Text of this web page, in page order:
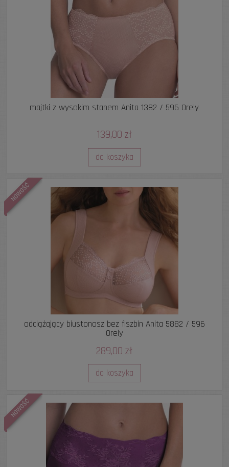
majtki z wysokim stanem Anita 1382 / 596 Orely
139,00 zł
do koszyka
odciążający biustonosz bez fiszbin Anita 5882 / 596
Orely
289,00 zł
do koszyka
NOWOŚĆ
NOWOŚĆ